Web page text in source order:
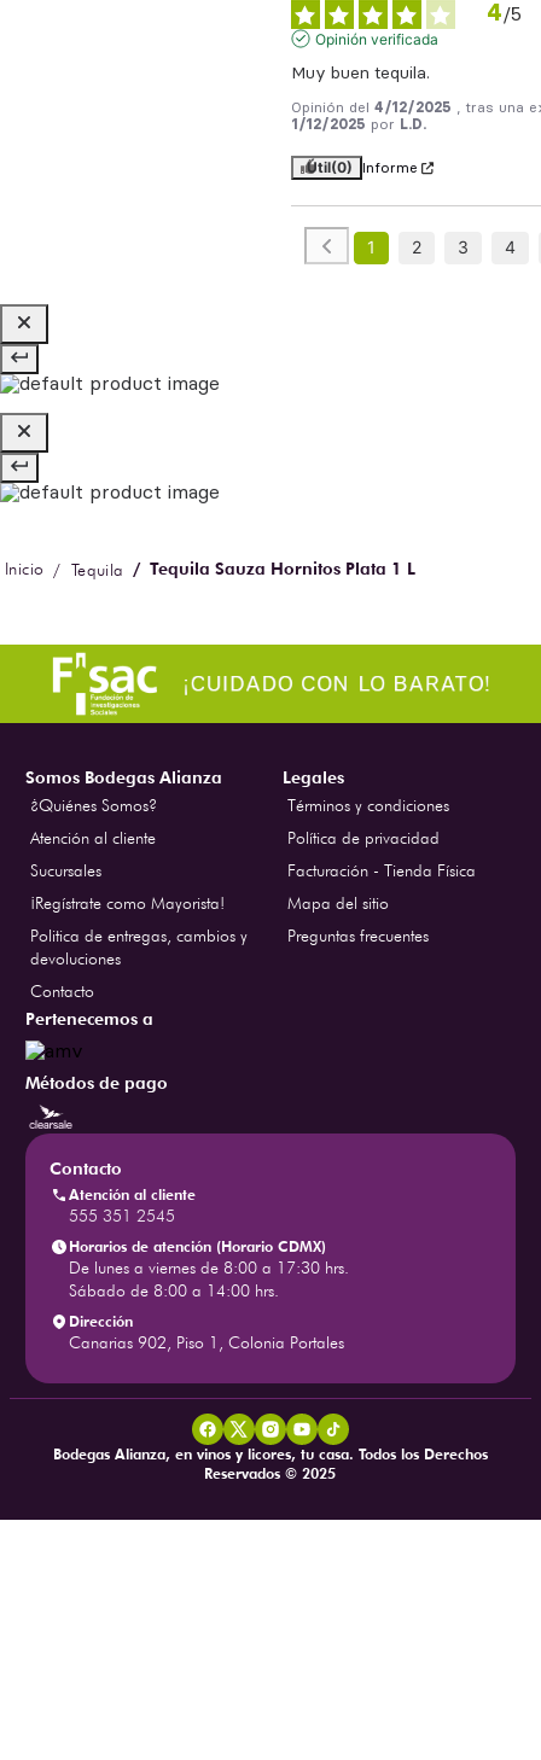
4/5
Opinión verificada
Muy buen tequila.
Opinión del 4/12/2025
, tras una
1/12/2025 por L.D.
Útil(0) Informe
1 2 3 4
Tequila Tequila Sauza Hornitos Plata 1 L
Somos Bodegas Alianza
¿Quiénes Somos?
Atención al cliente
Sucursales
¡Regístrate como Mayorista!
Politica de entregas, cambios y
devoluciones
Contacto
Legales
Términos y condiciones
Política de privacidad
Facturación - Tienda Física
Mapa del sitio
Preguntas frecuentes
Pertenecemos a
Métodos de pago
Contacto
Atención al cliente
555 351 2545
Horarios de atención (Horario CDMX)
De lunes a viernes de 8:00 a 17:30 hrs.
Sábado de 8:00 a 14:00 hrs.
Dirección
Canarias 902, Piso 1, Colonia Portales
Bodegas Alianza, en vinos y licores, tu casa. Todos los Derechos
Reservados © 2025